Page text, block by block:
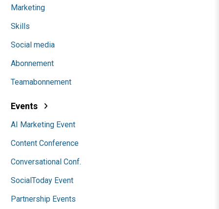
Marketing
Skills
Social media
Abonnement
Teamabonnement
Events
AI Marketing Event
Content Conference
Conversational Conf.
SocialToday Event
Partnership Events